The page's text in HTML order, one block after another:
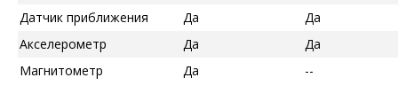
Датчик приближения Да
Да
Акселерометр
Да
Да
Магнитометр
Да --